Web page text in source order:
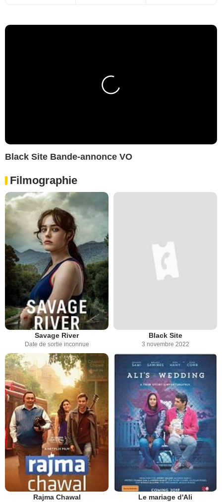
Black Site Bande-annonce VO
Filmographie
Savage River
Date de sortie inconnue
Black Site
3 novembre 2022
Rajma Chawal Le mariage d'Ali